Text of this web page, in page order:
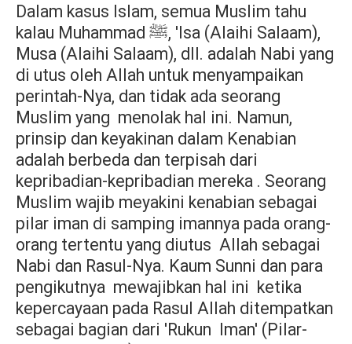
Dalam kasus Islam, semua Muslim tahu
kalau Muhammad ﷺ, 'Isa (Alaihi Salaam),
Musa (Alaihi Salaam), dll. adalah Nabi yang
di utus oleh Allah untuk menyampaikan
perintah-Nya, dan tidak ada seorang
Muslim yang menolak hal ini. Namun,
prinsip dan keyakinan dalam Kenabian
adalah berbeda dan terpisah dari
kepribadian-kepribadian mereka . Seorang
Muslim wajib meyakini kenabian sebagai
pilar iman di samping imannya pada orang-
orang tertentu yang diutus Allah sebagai
Nabi dan Rasul-Nya. Kaum Sunni dan para
pengikutnya mewajibkan hal ini ketika
kepercayaan pada Rasul Allah ditempatkan
sebagai bagian dari 'Rukun Iman' (Pilar-